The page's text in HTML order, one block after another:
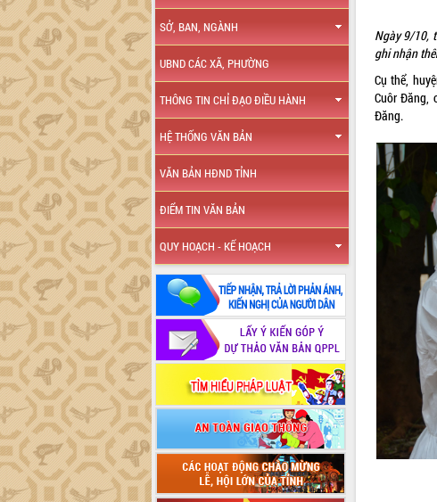
SỞ, BAN, NGÀNH
UBND CÁC XÃ, PHƯỜNG
THÔNG TIN CHỈ ĐẠO ĐIỀU HÀNH
HỆ THỐNG VĂN BẢN
VĂN BẢN HĐND TỈNH
ĐIỂM TIN VĂN BẢN
QUY HOẠCH - KẾ HOẠCH
Ngày 9/10,
ghi nhận
Cụ thể,
Cuôr Đăng,
Đăng.